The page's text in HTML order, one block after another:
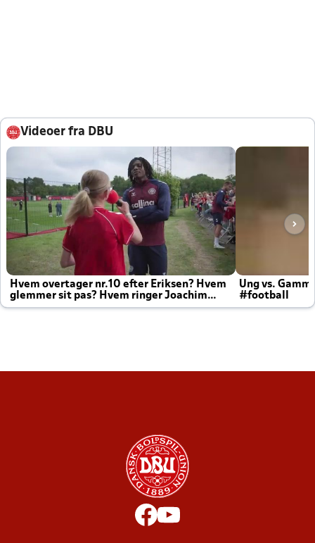
Videoer fra DBU
Hvem overtager nr.10 efter Eriksen? Hvem
glemmer sit pas? Hvem ringer Joachim
altid til efter kampe?
Ung vs.
#football